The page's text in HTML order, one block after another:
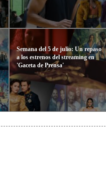
Semana del 5 de julio: Un repaso
a los estrenos del streaming en
'Gaceta de Prensa'